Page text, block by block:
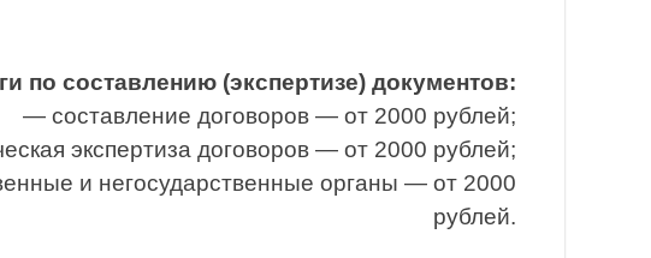
по составлению (экспертизе) документов:
— составление договоров — от 2000 рублей;
экспертиза договоров — от 2000 рублей;
и негосударственные органы — от 2000
рублей.